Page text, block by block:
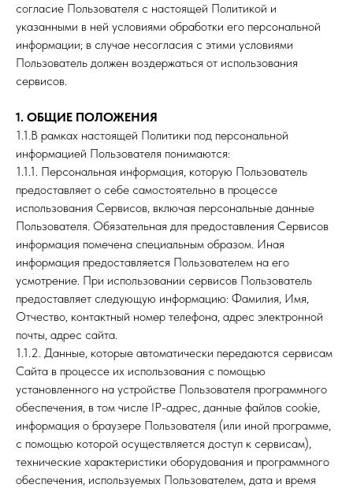
согласие Пользователя с настоящей Политикой и
указанными в ней условиями обработки его персональной
информации; в случае несогласия с этими условиями
Пользователь должен воздержаться от использования
сервисов.
1. ОБЩИЕ ПОЛОЖЕНИЯ
1.1.В рамках настоящей Политики под персональной
информацией Пользователя понимаются:
1.1.1. Персональная информация, которую Пользователь
предоставляет о себе самостоятельно в процессе
использования Сервисов, включая персональные данные
Пользователя. Обязательная для предоставления Сервисов
информация помечена специальным образом. Иная
информация предоставляется Пользователем на его
усмотрение. При использовании сервисов Пользователь
предоставляет следующую информацию: Фамилия, Имя,
Отчество, контактный номер телефона, адрес электронной
почты, адрес сайта.
1.1.2. Данные, которые автоматически передаются сервисам
Сайта в процессе их использования с помощью
установленного на устройстве Пользователя программного
обеспечения, в том числе IP-адрес, данные файлов cookie,
информация о браузере Пользователя (или иной программе,
с помощью которой осуществляется доступ к сервисам),
технические характеристики оборудования и программного
обеспечения, используемых Пользователем, дата и время